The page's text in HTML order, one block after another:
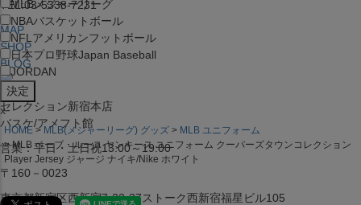
TEL:03-5338-7231
MAP
SHOP
BLOG
セレクション新宿本店
バスケ/アメフト館
営業：平日・土日祝13:00～19:00
〒160－0023
東京都新宿区西新宿7-22-37ストーク西新宿福星ビル105
MLBメジャーリーグ
NBAバスケットボール
NFL アメリカンフットボール
日本プロ野球Japan Baseball
JORDAN
x
HOME MLB(メジャーリーグ) グッズ
MLB ユニフォーム
MLB ベーブ・ルース ヤンキース ユニフォーム クーパーズタウンコレクション
Player Jersey ジャージ ナイキ/Nike ホワイト